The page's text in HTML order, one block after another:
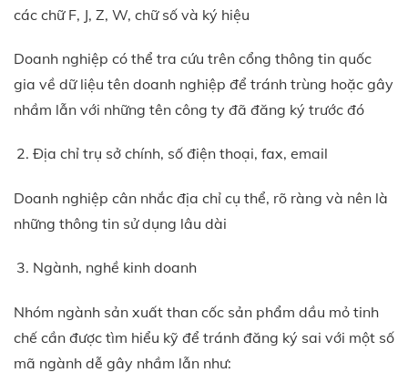
các chữ F, J, Z, W, chữ số và ký hiệu
Doanh nghiệp có thể tra cứu trên cổng thông tin quốc
gia về dữ liệu tên doanh nghiệp để tránh trùng hoặc gây
nhầm lẫn với những tên công ty đã đăng ký trước đó
Địa chỉ trụ sở chính, số điện thoại, fax, email
Doanh nghiệp cân nhắc địa chỉ cụ thể, rõ ràng và nên là
những thông tin sử dụng lâu dài
Ngành, nghề kinh doanh
Nhóm ngành sản xuất than cốc sản phẩm dầu mỏ tinh
chế cần được tìm hiểu kỹ để tránh đăng ký sai với một số
mã ngành dễ gây nhầm lẫn như: